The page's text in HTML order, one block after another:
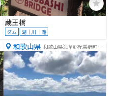
蔵王橋
ダム 湖｜川｜滝
和歌山県 和歌山県海草郡紀美野町中
田８９９−２９